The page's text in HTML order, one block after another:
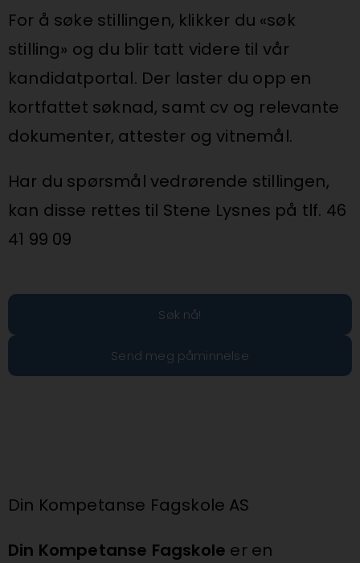
For å søke stillingen, klikker du «søk
stilling» og du blir tatt videre til vår
kandidatportal. Der laster du opp en
kortfattet søknad, samt cv og relevante
dokumenter, attester og vitnemål.
Har du spørsmål vedrørende stillingen,
kan disse rettes til Stene Lysnes på tlf. 46
41 99 09
Søk nå!
Send meg påminnelse
Din Kompetanse Fagskole AS
Din Kompetanse Fagskole er en